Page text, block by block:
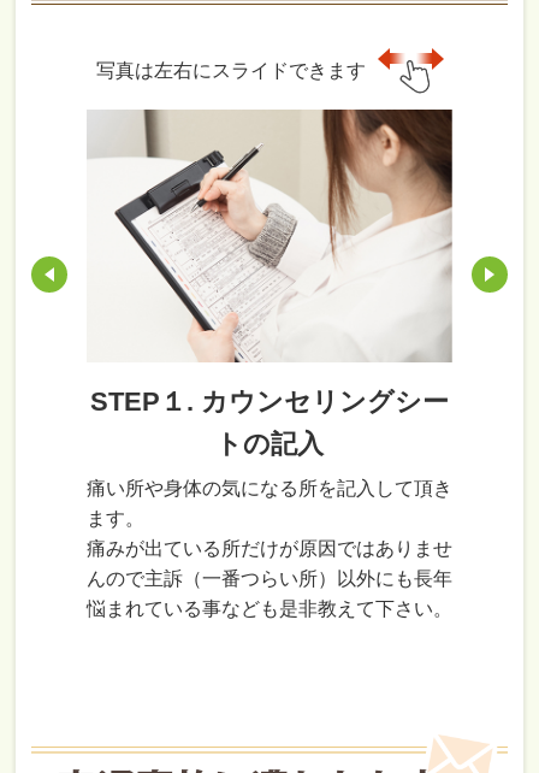
写真は左右にスライドできます
STEP１. カウンセリングシー
トの記入
痛い所や身体の気になる所を記入して頂き
ます。
痛みが出ている所だけが原因ではありませ
んので主訴（一番つらい所）以外にも長年
悩まれている事なども是非教えて下さい。